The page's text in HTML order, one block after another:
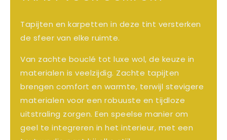
Tapijten en karpetten in deze tint versterken
de sfeer van elke ruimte.
Van zachte bouclé tot luxe wol, de keuze in
materialen is veelzijdig. Zachte tapijten
brengen comfort en warmte, terwijl stevigere
materialen voor een robuuste en tijdloze
uitstraling zorgen. Een speelse manier om
geel te integreren in het interieur, met een